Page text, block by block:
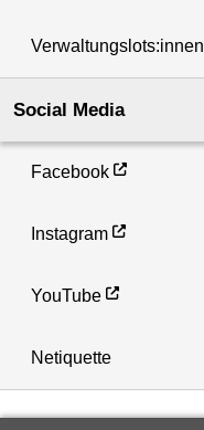
Verwaltungslots:innen
Social Media
Facebook
Instagram
YouTube
Netiquette